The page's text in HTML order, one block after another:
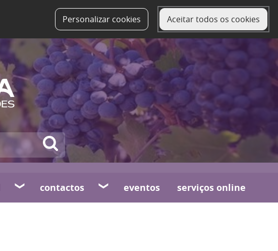
Personalizar cookies Aceitar todos os cookies
contactos eventos serviços online